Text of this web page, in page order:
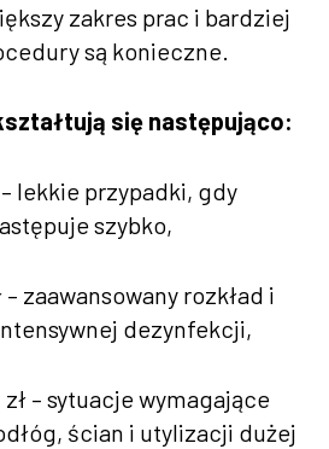
zakres prac i bardziej
są konieczne.
się następująco:
lekkie przypadki, gdy
szybko,
zaawansowany rozkład i
dezynfekcji,
– sytuacje wymagające
ścian i utylizacji dużej